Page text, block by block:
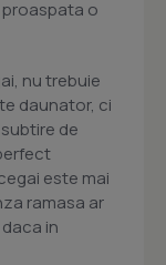
o
nu trebuie
daunator, ci
de
este mai
ramasa ar
in